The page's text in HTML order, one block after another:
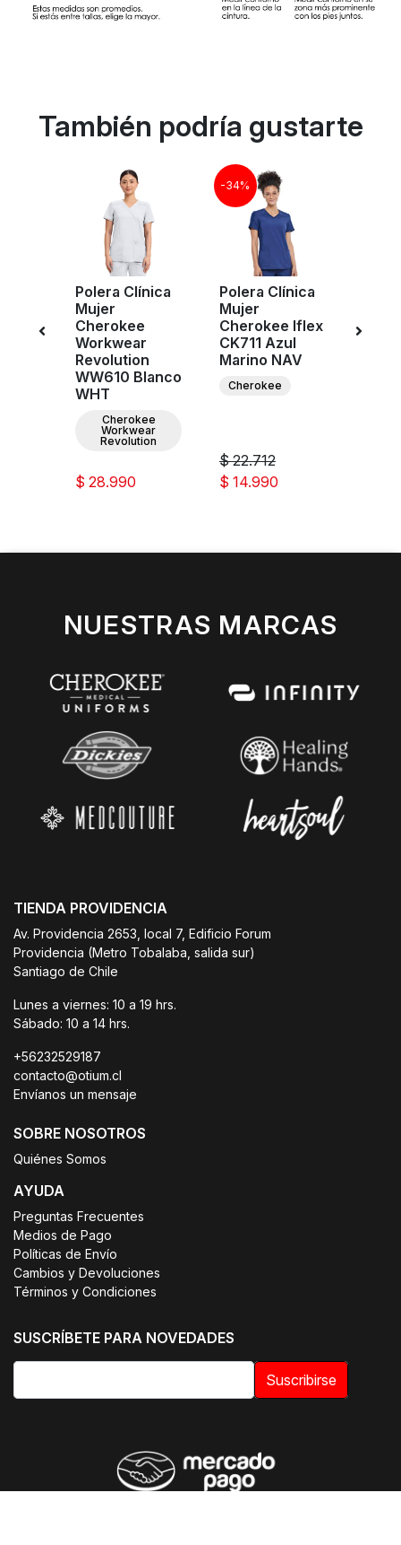
También podría gustarte
Polera Clínica
Mujer
Cherokee
Workwear
Revolution
WW610 Blanco
WHT
Cherokee
Workwear
Revolution
$ 28.990
-34%
Polera Clínica
Mujer
Cherokee Iflex
CK711 Azul
Marino NAV
Cherokee
$ 22.712
$ 14.990
NUESTRAS MARCAS
TIENDA PROVIDENCIA
Av. Providencia 2653, local 7, Edificio Forum
Providencia (Metro Tobalaba, salida sur)
Santiago de Chile
Lunes a viernes: 10 a 19 hrs.
Sábado: 10 a 14 hrs.
+56232529187
contacto@otium.cl
Envíanos un mensaje
SOBRE NOSOTROS
Quiénes Somos
AYUDA
Preguntas Frecuentes
Medios de Pago
Políticas de Envío
Cambios y Devoluciones
Términos y Condiciones
SUSCRÍBETE PARA NOVEDADES
Suscribirse